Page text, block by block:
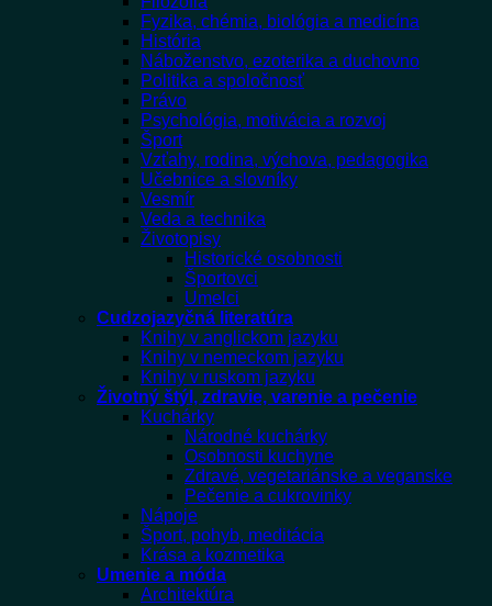
Fyzika, chémia, biológia a medicína
História
Náboženstvo, ezoterika a duchovno
Politika a spoločnosť
Právo
Psychológia, motivácia a rozvoj
Šport
Vzťahy, rodina, výchova, pedagogika
Učebnice a slovníky
Vesmír
Veda a technika
Životopisy
Historické osobnosti
Športovci
Umelci
Cudzojazyčná literatúra
Knihy v anglickom jazyku
Knihy v nemeckom jazyku
Knihy v ruskom jazyku
Životný štýl, zdravie, varenie a pečenie
Kuchárky
Národné kuchárky
Osobnosti kuchyne
Zdravé, vegetariánske a veganske
Pečenie a cukrovinky
Nápoje
Šport, pohyb, meditácia
Krása a kozmetika
Umenie a móda
Architektúra